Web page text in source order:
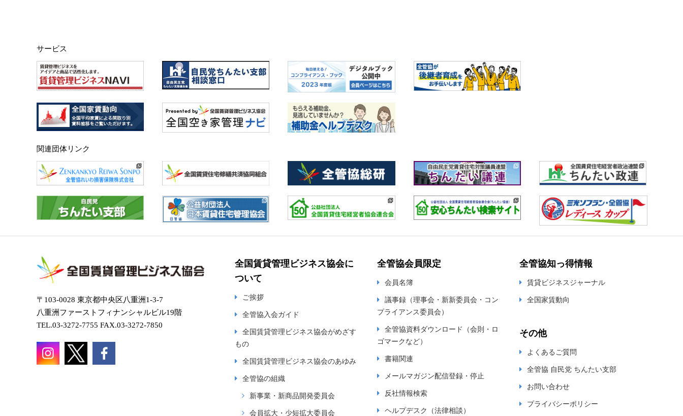
サービス
関連団体リンク
〒103-0028 東京都中央区八重洲1-3-7
八重洲ファーストフィナンシャルビル19階
TEL.03-3272-7755 FAX.03-3272-7850
全国賃貸管理ビジネス協会に
ついて
ご挨拶
全管協入会ガイド
全国賃貸管理ビジネス協会がめざす
もの
全国賃貸管理ビジネス協会のあゆみ
全管協の組織
新事業・新商品開発委員会
会員拡大・少短拡大委員会
全管協会員限定
会員名簿
議事録（理事会・新新委員会・コン
プライアンス委員会）
全管協資料ダウンロード（会則・ロ
ゴマークなど）
書籍関連
メールマガジン配信登録・停止
反社情報検索
ヘルプデスク（法律相談）
全管協知っ得情報
賃貸ビジネスジャーナル
全国家賃動向
その他
よくあるご質問
全管協 自民党 ちんたい支部
お問い合わせ
プライバシーポリシー